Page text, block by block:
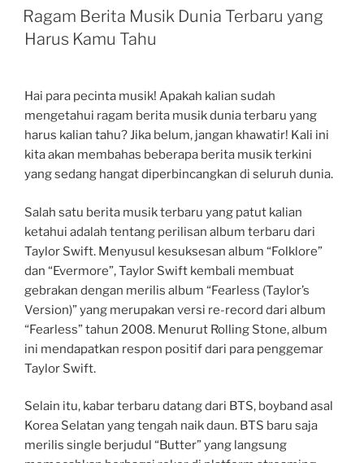
ON
Ragam Berita Musik Dunia Terbaru yang
Harus Kamu Tahu
Hai para pecinta musik! Apakah kalian sudah
mengetahui ragam berita musik dunia terbaru yang
harus kalian tahu? Jika belum, jangan khawatir! Kali ini
kita akan membahas beberapa berita musik terkini
yang sedang hangat diperbincangkan di seluruh dunia.
Salah satu berita musik terbaru yang patut kalian
ketahui adalah tentang perilisan album terbaru dari
Taylor Swift. Menyusul kesuksesan album “Folklore”
dan “Evermore”, Taylor Swift kembali membuat
gebrakan dengan merilis album “Fearless (Taylor’s
Version)” yang merupakan versi re-record dari album
“Fearless” tahun 2008. Menurut Rolling Stone, album
ini mendapatkan respon positif dari para penggemar
Taylor Swift.
Selain itu, kabar terbaru datang dari BTS, boyband asal
Korea Selatan yang tengah naik daun. BTS baru saja
merilis single berjudul “Butter” yang langsung